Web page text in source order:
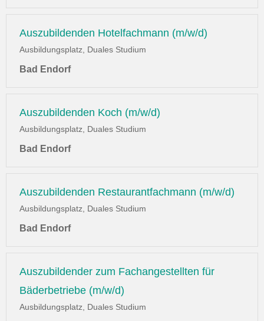
Auszubildenden Hotelfachmann (m/w/d)
Ausbildungsplatz, Duales Studium
Bad Endorf
Auszubildenden Koch (m/w/d)
Ausbildungsplatz, Duales Studium
Bad Endorf
Auszubildenden Restaurantfachmann (m/w/d)
Ausbildungsplatz, Duales Studium
Bad Endorf
Auszubildender zum Fachangestellten für
Bäderbetriebe (m/w/d)
Ausbildungsplatz, Duales Studium